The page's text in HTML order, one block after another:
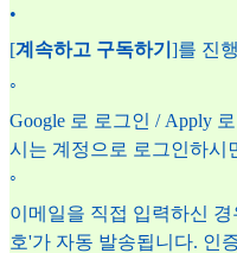
•
[계속하고 구독하기 ]를 진
◦
Google 로 로그인 / Apply
시는 계정으로 로그인하시
◦
이메일을 직접 입력하신
호'가 자동 발송됩니다. 인